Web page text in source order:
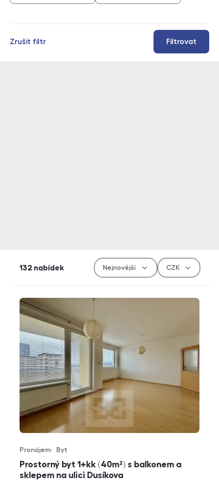
Filtrovat
Zrušit filtr
132 nabídek
Měna
Prostorný byt 1+kk (40m²) s balkonem a
sklepem na ulici Dusíkova
Typ nabídky
Pronájem
Typ nemovitosti
Byt